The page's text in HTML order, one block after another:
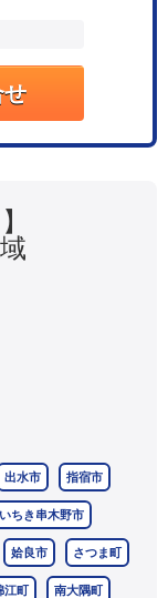
出水市 指宿市
いちき串木野市
姶良市 さつま町
江町 南大隅町